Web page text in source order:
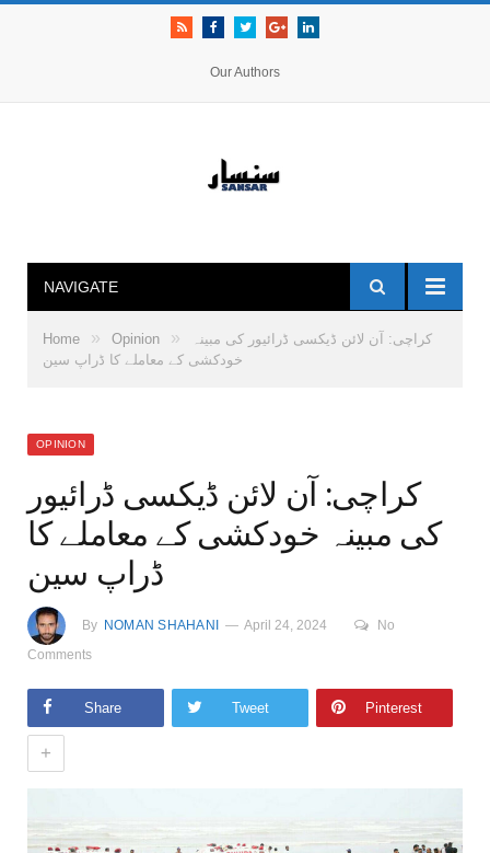
RSS FacebookTwitterGoogle+LinkedIn
Our Authors
NAVIGATE
Home » Opinion »
کراچی: آن لائن ڈیکسی ڈرائیور کی مبینہ
خودکشی کے معاملے کا ڈراپ سین
OPINION
کراچی: آن لائن ڈیکسی ڈرائیور
کی مبینہ خودکشی کے معاملے کا
ڈراپ سین
By NOMAN SHAHANI April 24, 2024
No
Comments
Share Tweet Pinterest
+